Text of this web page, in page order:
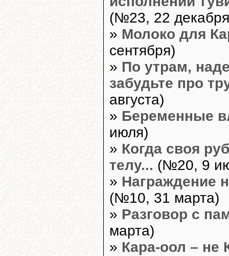
(№23, 22
» Молоко для
сентября)
» По утрам,
забудьте про
августа)
» Беременные
июля)
» Когда своя
телу... (№20, 9
» Награждение
(№10, 31 марта)
» Разговор с
марта)
» Кара-оол – не